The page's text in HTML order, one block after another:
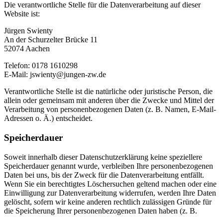
Die verantwortliche Stelle für die Datenverarbeitung auf dieser
Website ist:
Jürgen Swienty
An der Schurzelter Brücke 11
52074 Aachen
Telefon: 0178 1610298
E-Mail: jswienty@jungen-zw.de
Verantwortliche Stelle ist die natürliche oder juristische Person, die
allein oder gemeinsam mit anderen über die Zwecke und Mittel der
Verarbeitung von personenbezogenen Daten (z. B. Namen, E-Mail-
Adressen o. Ä.) entscheidet.
Speicherdauer
Soweit innerhalb dieser Datenschutzerklärung keine speziellere
Speicherdauer genannt wurde, verbleiben Ihre personenbezogenen
Daten bei uns, bis der Zweck für die Datenverarbeitung entfällt.
Wenn Sie ein berechtigtes Löschersuchen geltend machen oder eine
Einwilligung zur Datenverarbeitung widerrufen, werden Ihre Daten
gelöscht, sofern wir keine anderen rechtlich zulässigen Gründe für
die Speicherung Ihrer personenbezogenen Daten haben (z. B.